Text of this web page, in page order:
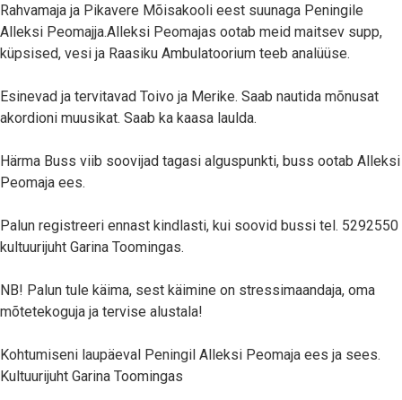
Rahvamaja ja Pikavere Mõisakooli eest suunaga Peningile
Alleksi Peomajja.Alleksi Peomajas ootab meid maitsev supp,
küpsised, vesi ja Raasiku Ambulatoorium teeb analüüse.
Esinevad ja tervitavad Toivo ja Merike. Saab nautida mõnusat
akordioni muusikat. Saab ka kaasa laulda.
Härma Buss viib soovijad tagasi alguspunkti, buss ootab Alleksi
Peomaja ees.
Palun registreeri ennast kindlasti, kui soovid bussi tel. 5292550
kultuurijuht Garina Toomingas.
NB! Palun tule käima, sest käimine on stressimaandaja, oma
mõtetekoguja ja tervise alustala!
Kohtumiseni laupäeval Peningil Alleksi Peomaja ees ja sees.
Kultuurijuht Garina Toomingas